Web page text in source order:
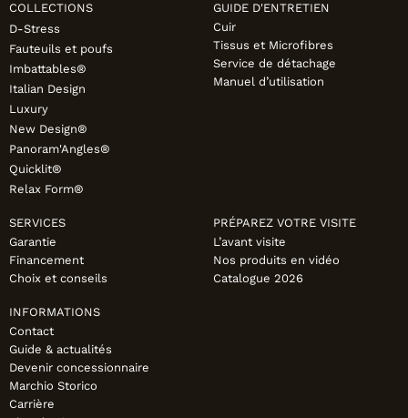
COLLECTIONS
D-Stress
Fauteuils et poufs
Imbattables®
Italian Design
Luxury
New Design®
Panoram'Angles®
Quicklit®
Relax Form®
GUIDE D'ENTRETIEN
Cuir
Tissus et Microfibres
Service de détachage
Manuel d’utilisation
SERVICES
Garantie
Financement
Choix et conseils
PRÉPAREZ VOTRE VISITE
L’avant visite
Nos produits en vidéo
Catalogue 2026
INFORMATIONS
Contact
Guide & actualités
Devenir concessionnaire
Marchio Storico
Carrière